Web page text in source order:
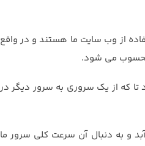
از وب سایت ما هستند و در واقع
تا که از یک سروری به سرور دیگر در
و به دنبال آن سرعت کلی سرور ما